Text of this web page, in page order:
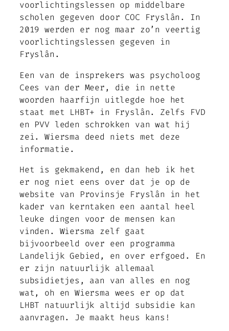
voorlichtingslessen op middelbare
scholen gegeven door COC Fryslân. In
2019 werden er nog maar zo’n veertig
voorlichtingslessen gegeven in
Fryslân.
Een van de insprekers was psycholoog
Cees van der Meer, die in nette
woorden haarfijn uitlegde hoe het
staat met LHBT+ in Fryslân. Zelfs FVD
en PVV leden schrokken van wat hij
zei. Wiersma deed niets met deze
informatie.
Het is gekmakend, en dan heb ik het
er nog niet eens over dat je op de
website van Provinsje Fryslân in het
kader van kerntaken een aantal heel
leuke dingen voor de mensen kan
vinden. Wiersma zelf gaat
bijvoorbeeld over een programma
Landelijk Gebied, en over erfgoed. En
er zijn natuurlijk allemaal
subsidietjes, aan van alles en nog
wat, oh en Wiersma wees er op dat
LHBT natuurlijk altijd subsidie kan
aanvragen. Je maakt heus kans!